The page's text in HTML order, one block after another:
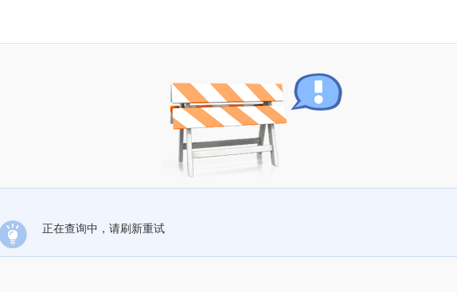
正在查询中，请刷新重试